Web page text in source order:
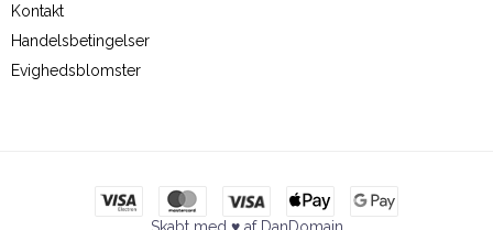
Kontakt
Handelsbetingelser
Evighedsblomster